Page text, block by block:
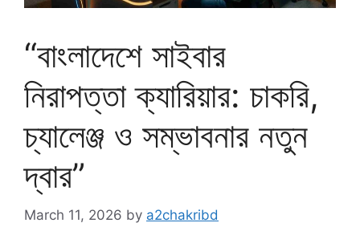
“বাংলাদেশে সাইবার
নিরাপত্তা ক্যারিয়ার: চাকরি,
চ্যালেঞ্জ ও সম্ভাবনার নতুন
দ্বার”
March 11, 2026 by a2chakribd